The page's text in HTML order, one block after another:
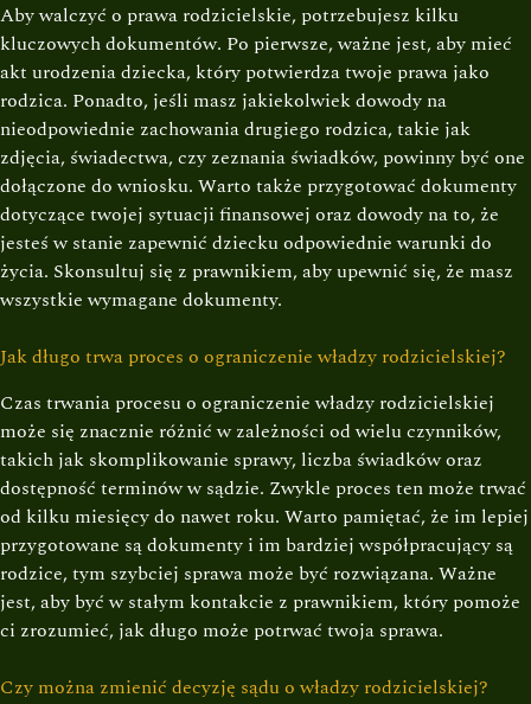
Aby walczyć o prawa rodzicielskie, potrzebujesz kilku
kluczowych dokumentów. Po pierwsze, ważne jest, aby mieć
akt urodzenia dziecka, który potwierdza twoje prawa jako
rodzica. Ponadto, jeśli masz jakiekolwiek dowody na
nieodpowiednie zachowania drugiego rodzica, takie jak
zdjęcia, świadectwa, czy zeznania świadków, powinny być one
dołączone do wniosku. Warto także przygotować dokumenty
dotyczące twojej sytuacji finansowej oraz dowody na to, że
jesteś w stanie zapewnić dziecku odpowiednie warunki do
życia. Skonsultuj się z prawnikiem, aby upewnić się, że masz
wszystkie wymagane dokumenty.
Jak długo trwa proces o ograniczenie władzy rodzicielskiej?
Czas trwania procesu o ograniczenie władzy rodzicielskiej
może się znacznie różnić w zależności od wielu czynników,
takich jak skomplikowanie sprawy, liczba świadków oraz
dostępność terminów w sądzie. Zwykle proces ten może trwać
od kilku miesięcy do nawet roku. Warto pamiętać, że im lepiej
przygotowane są dokumenty i im bardziej współpracujący są
rodzice, tym szybciej sprawa może być rozwiązana. Ważne
jest, aby być w stałym kontakcie z prawnikiem, który pomoże
ci zrozumieć, jak długo może potrwać twoja sprawa.
Czy można zmienić decyzję sądu o władzy rodzicielskiej?